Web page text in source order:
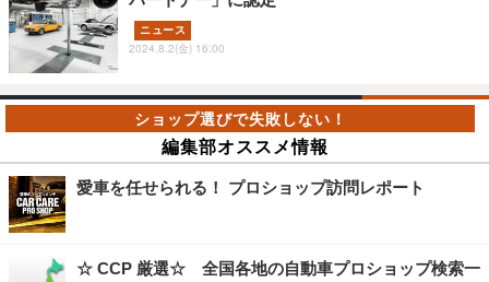
ニュース
2024.8.2(金) 16:00
編集部オススメ情報
愛車を任せられる！ プロショップ訪問レポート
☆ CCP 厳選☆ 全国各地の自動車プロショップ検索一